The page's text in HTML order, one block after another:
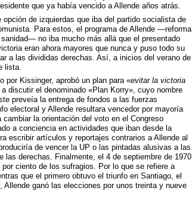
que ya había vencido a Allende años atrás.
de izquierdas que iba del partido socialista de
Para estos, el programa de Allende —reforma
no iba mucho más allá que el presentado
eran ahora mayores que nunca y puso todo su
a las divididas derechas. Así, a inicios del verano de
lista.
por Kissinger, aprobó un plan para «evitar la victoria
discutir el denominado «Plan Korry», cuyo nombre
preveía la entrega de fondos a las fuerzas
electoral y Allende resultara vencedor por mayoría
la orientación del voto en el Congreso
a conciencia en actividades que iban desde la
escribir artículos y reportajes contrarios a Allende al
de vencer la UP o las pintadas alusivas a las
las derechas. Finalmente, el 4 de septiembre de 1970
ciento de los sufragios. Por lo que se refiere a
que el primero obtuvo el triunfo en Santiago, el
ganó las elecciones por unos treinta y nueve